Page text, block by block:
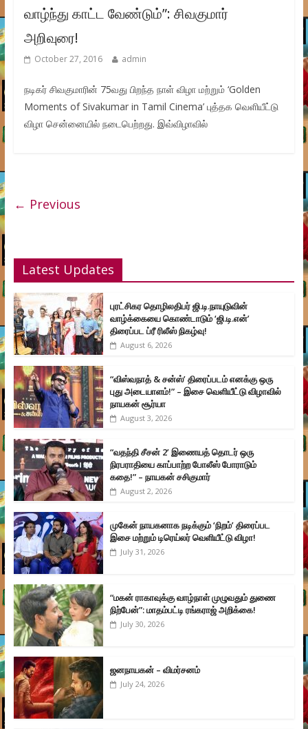
வாழ்ந்து காட்ட வேண்டும்”: சிவகுமார்
அறிவுரை!
October 27, 2016 admin
நடிகர் சிவகுமாரின் 75வது பிறந்த நாள் விழா மற்றும் ‘Golden
Moments of Sivakumar in Tamil Cinema’ புத்தக வெளியீட்டு
விழா சென்னையில் நடைபெற்றது. இவ்விழாவில்
← Previous
Latest Updates
புரட்சிகர தொழிலதிபர் ஜி.டி.நாயுடுவின்
வாழ்க்கையை கொண்டாடும் ‘ஜி.டி.என்’
திரைப்பட ப்ரீ ரிலீஸ் நிகழ்வு!
August 6, 2026
“விஸ்வநாத் & சன்ஸ்’ திரைப்படம் எனக்கு ஒரு
புது அடையாளம்!” – இசை வெளியீட்டு விழாவில்
நாயகன் சூர்யா
August 3, 2026
“வதந்தி சீசன் 2’ இணையத் தொடர் ஒரு
நிரபராதியை காப்பாற்ற போலீஸ் போராடும்
கதை!” – நாயகன் சசிகுமார்
August 2, 2026
முகேன் நாயகனாக நடிக்கும் ‘நிறம்’ திரைப்பட
இசை மற்றும் டிரெய்லர் வெளியீட்டு விழா!
July 31, 2026
“மகன் ராகாவுக்கு வாழ்நாள் முழுவதும் துணை
நிற்பேன்”: மாதம்பட்டி ரங்கராஜ் அறிக்கை!
July 30, 2026
ஜனநாயகன் – விமர்சனம்
July 24, 2026